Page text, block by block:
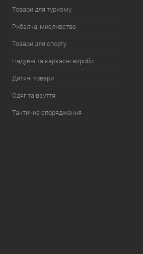
Товари для туризму
Рибалка, мисливство
Товари для спорту
Надувні та каркасні вироби
Дитячі товари
Одяг та взуття
Тактичне спорядження